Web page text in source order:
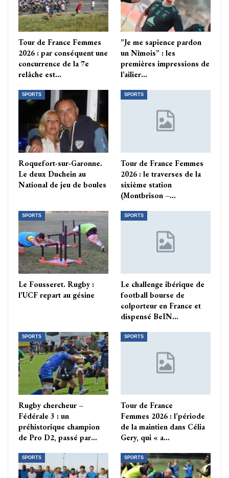
Tour de France Femmes
2026 : par conséquent une
concurrence de la 7e
relâche est…
”Je me sapience pardon
un Nîmois” : les
premières impressions de
l’ailier…
SPORTS
Roquefort-sur-Garonne.
Le deux Duchein au
National de jeu de boules
SPORTS
Tour de France Femmes
2026 : le traverses de la
sixième station
(Montbrison –…
SPORTS
Le Fousseret. Rugby :
l’UCF repart au gésine
SPORTS
Le challenge ibérique de
football bourse de
colporteur en France et
dispensé BeIN…
SPORTS
Rugby chercheur –
Fédérale 3 : un
préhistorique champion
de Pro D2, passé par…
SPORTS
Tour de France
Femmes 2026 : l’période
de la maintien dans Célia
Gery, qui « a…
SPORTS SPORTS